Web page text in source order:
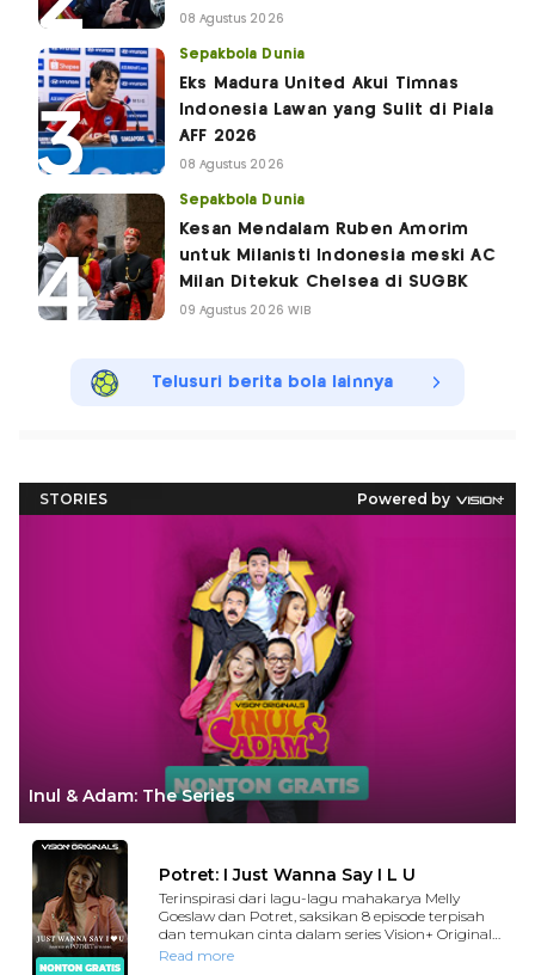
08 Agustus 2026
Sepakbola Dunia
Eks Madura United Akui Timnas
Indonesia Lawan yang Sulit di Piala
AFF 2026
08 Agustus 2026
Sepakbola Dunia
Kesan Mendalam Ruben Amorim
untuk Milanisti Indonesia meski AC
Milan Ditekuk Chelsea di SUGBK
09 Agustus 2026 WIB
Telusuri berita bola lainnya